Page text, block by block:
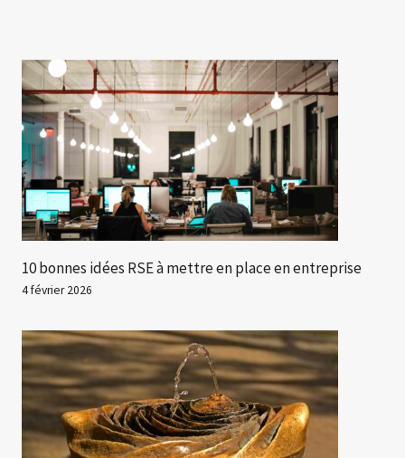
10 bonnes idées RSE à mettre en place en entreprise
4 février 2026